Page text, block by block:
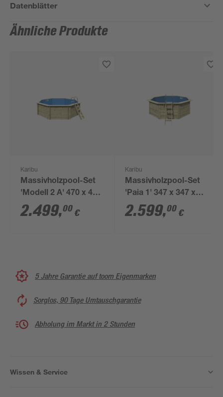
Datenblätter
Ähnliche Produkte
Karibu
Massivholzpool-Set
'Modell 2 A' 470 x 470
x 124 cm mit
Edelstahlleiter und
2.499,00 €
Karibu
Massivholzpool-Set
'Paia 1' 347 x 347 x
121 cm mit Innenhülle
blau, Filteranlage
2.599,00 €
5 Jahre Garantie auf toom Eigenmarken
Sorglos, 90 Tage Umtauschgarantie
Abholung im Markt in 2 Stunden
Wissen & Service